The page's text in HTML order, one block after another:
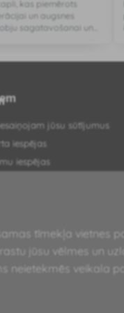
kas piemērots
un augsnes
sagatavošanai un
jūsu sūtījumus
iespējas
iespējas
par pakalpojumiem
politika
tīmekļa vietnes
jūsu vēlmes un
neietekmēs veikala